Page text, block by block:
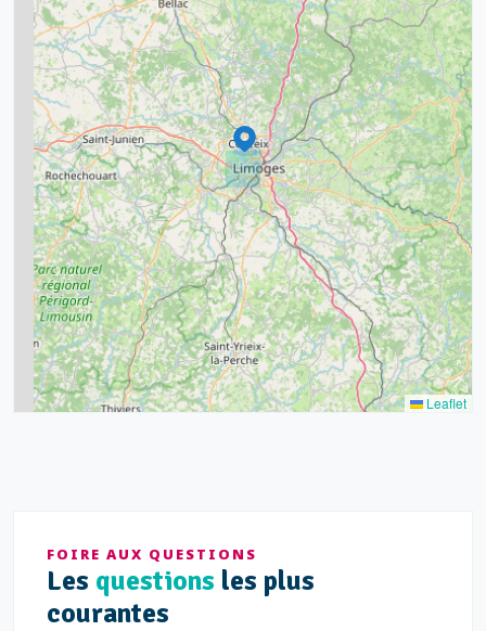
9
2
3
11
5
8
7
7
6
20
2
9
8
11
15
7
Leaflet
FOIRE AUX QUESTIONS
Les questions les plus
courantes